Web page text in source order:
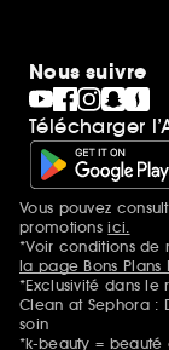
Nous suivre
Télécharger
Mentions
Vous pouvez
promotionsici.
*Voir conditions de
la page Bons Plans
*Exclusivité dans le
Clean at Sephora :
soin
*k-beauty = beauté